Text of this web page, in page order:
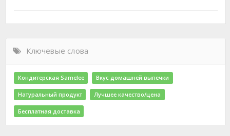
Ключевые слова
Кондитерская Samelee Вкус домашней выпечки
Натуральный продукт Лучшее качество/цена
Бесплатная доставка